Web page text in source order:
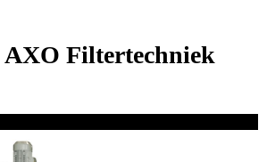
Filtertechniek